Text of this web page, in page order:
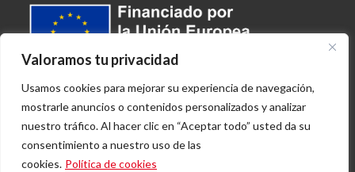
Valoramos tu privacidad
Usamos cookies para mejorar su experiencia de navegación,
mostrarle anuncios o contenidos personalizados y analizar
nuestro tráfico. Al hacer clic en “Aceptar todo” usted da su
consentimiento a nuestro uso de las
cookies. Política de cookiesKD/0000027134